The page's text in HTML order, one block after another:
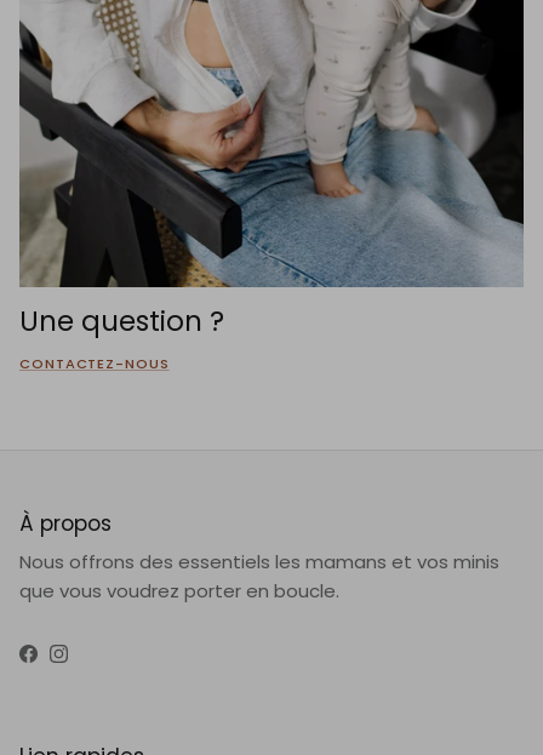
Une question ?
CONTACTEZ-NOUS
À propos
Nous offrons des essentiels les mamans et vos minis
que vous voudrez porter en boucle.
Facebook
Instagram